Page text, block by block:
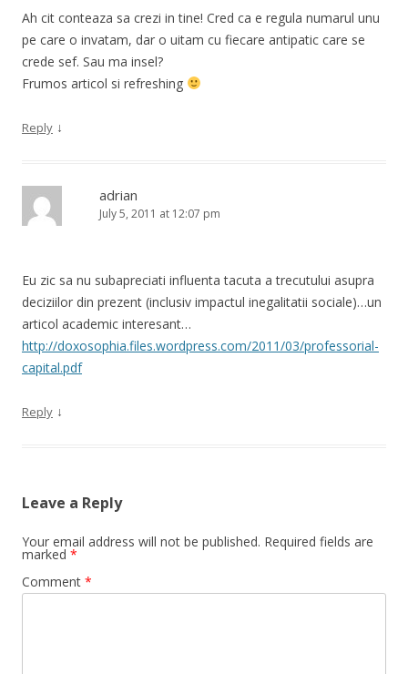
Ah cit conteaza sa crezi in tine! Cred ca e regula numarul unu
pe care o invatam, dar o uitam cu fiecare antipatic care se
crede sef. Sau ma insel?
Frumos articol si refreshing
Reply ↓
adrian
July 5, 2011 at 12:07 pm
Eu zic sa nu subapreciati influenta tacuta a trecutului asupra
deciziilor din prezent (inclusiv impactul inegalitatii sociale)…un
articol academic interesant…
http://doxosophia.files.wordpress.com/2011/03/professorial-
capital.pdf
Reply ↓
Leave a Reply
Your email address will not be published. Required fields are
marked *
Comment *